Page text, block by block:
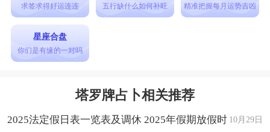
求签求得好运连连 五行缺什么如何补旺 精准把握每月运势吉凶
星座合盘
你们是有缘的一对吗
塔罗牌占卜相关推荐
10月29日
2025法定假日表一览表及调休 2025年假期放假时